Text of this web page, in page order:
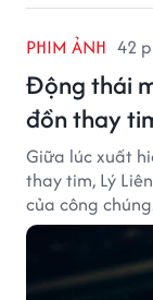
PHIM ẢNH 42
Động thái
đồn thay
Giữa lúc xuất
thay tim, Lý
của công